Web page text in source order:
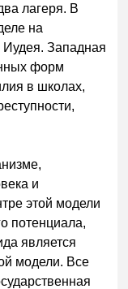
лагеря. В
на
Иудея. Западная
форм
в школах,
и
этой модели
потенциала,
является
модели. Все